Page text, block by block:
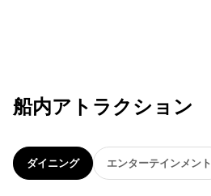
船内アトラクション
ダイニング エンターテインメント